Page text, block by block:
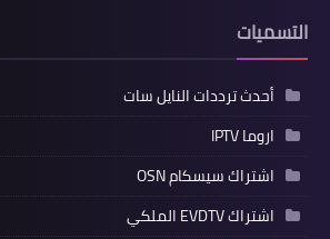
التسميات
أحدث ترددات النايل سات
اروما IPTV
اشتراك سيسكام OSN
اشتراك EVDTV الملكي